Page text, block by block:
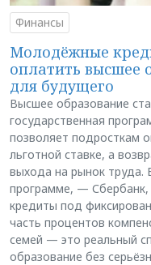
Финансы
Молодёжные
оплатить высшее
для будущего
Высшее образование
государственная
позволяет подросткам
льготной ставке, а
выхода на рынок труда.
программе, —
кредиты под
часть процентов
семей — это реальный
образование без